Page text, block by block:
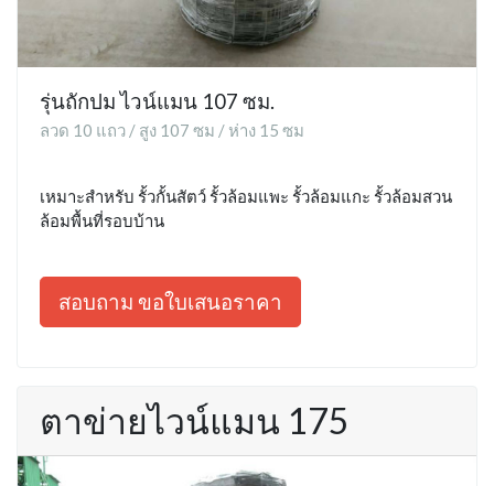
รุ่นถักปม ไวน์แมน 107 ซม.
ลวด 10 แถว / สูง 107 ซม / ห่าง 15 ซม
เหมาะสำหรับ รั้วกั้นสัตว์ รั้วล้อมแพะ รั้วล้อมแกะ รั้วล้อมสวน
ล้อมพื้นที่รอบบ้าน
สอบถาม ขอใบเสนอราคา
ตาข่ายไวน์แมน 175